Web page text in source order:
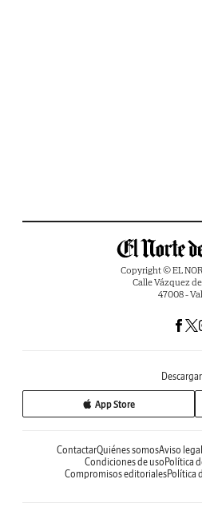
Copyright © EL
Calle Vázquez
47008 -
App Store
ContactarQuiénes somosAviso legal
Condiciones de uso Política
Compromisos editorialesPolítica